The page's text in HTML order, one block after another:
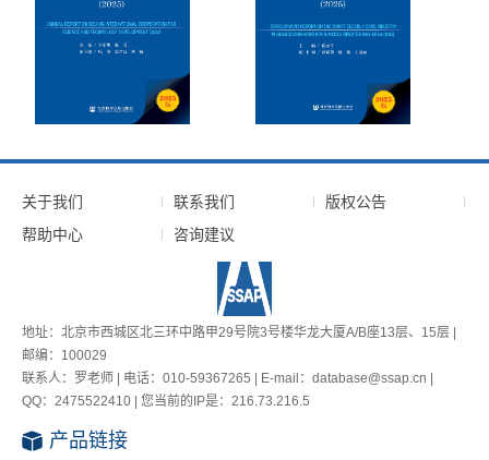
关于我们 联系我们
版权公告
帮助中心
咨询建议
地址：北京市西城区北三环中路甲29号院3号楼华龙大厦A/B座13层、15层 |
邮编：100029
联系人：罗老师 | 电话：010-59367265 | E-mail：database@ssap.cn |
QQ：2475522410 | 您当前的IP是： 216.73.216.5
产品链接